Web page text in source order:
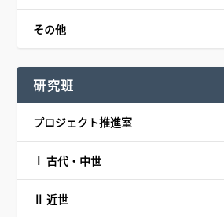
その他
研究班
プロジェクト推進室
Ⅰ 古代・中世
Ⅱ 近世